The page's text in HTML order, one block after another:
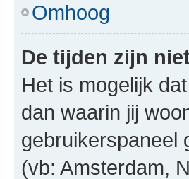
Omhoog
De tijden zijn
Het is mogelijk
dan waarin jij
gebruikerspaneel
(vb: Amsterdam,